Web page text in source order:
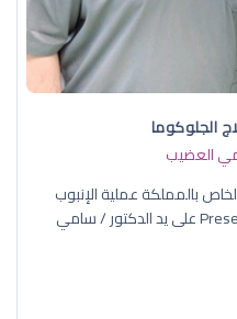
الجلوكوما
العضيب
بالمملكة عملية الإنبوب
المجهري "بريسرفلو" Preserflo Microshunt على يد الدكتور / سامي